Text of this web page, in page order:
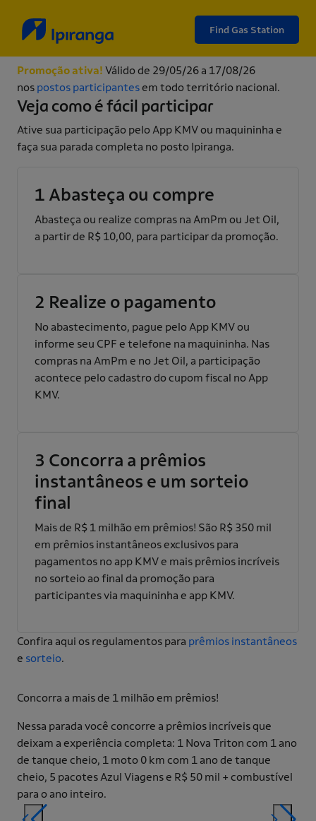
Find Gas Station
Promoção ativa! Válido de 29/05/26 a 17/08/26
nos postos participantesem todo território nacional.
Veja como é fácil participar
Ative sua participação pelo App KMV ou maquininha e
faça sua parada completa no posto Ipiranga.
1 Abasteça ou compre
Abasteça ou realize compras na AmPm ou Jet Oil,
a partir de R$ 10,00, para participar da promoção.
2 Realize o pagamento​
No abastecimento, pague pelo App KMV ou
informe seu CPF e telefone na maquininha. Nas
compras na AmPm e no Jet Oil, a participação
acontece pelo cadastro do cupom fiscal no App
KMV.​
3 Concorra a prêmios
instantâneos e um sorteio
final
Mais de R$ 1 milhão em prêmios! São R$ 350 mil
em prêmios instantâneos exclusivos para
pagamentos no app KMV e mais prêmios incríveis
no sorteio ao final da promoção para
participantes via maquininha e app KMV.
Confira aqui os regulamentos para prêmios instantâneos
e sorteio.
Concorra a mais de 1 milhão em prêmios!
Nessa parada você concorre a prêmios incríveis que
deixam a experiência completa: 1 Nova Triton com 1 ano
de tanque cheio, 1 moto 0 km com 1 ano de tanque
cheio, 5 pacotes Azul Viagens e R$ 50 mil + combustível
para o ano inteiro.